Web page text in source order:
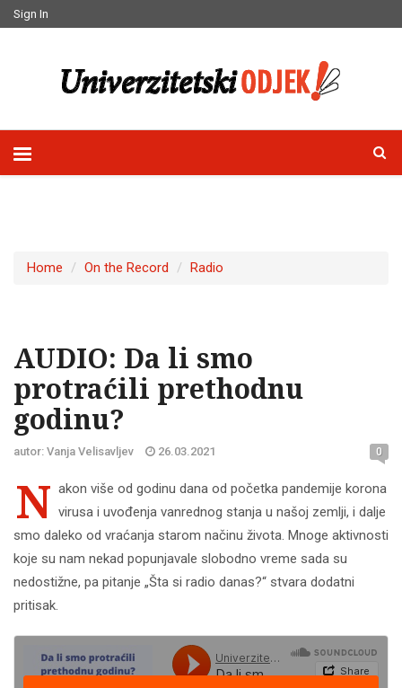
Sign In
Home On the Record Radio
AUDIO: Da li smo
protraćili prethodnu
godinu?
autor: Vanja Velisavljev 26.03.2021 0
N akon više od godinu dana od početka pandemije korona
virusa i uvođenja vanrednog stanja u našoj zemlji, i dalje
smo daleko od vraćanja starom načinu života. Mnoge aktivnosti
koje su nam nekad popunjavale slobodno vreme sada su
nedostižne, pa pitanje „Šta si radio danas?“ stvara dodatni
pritisak.